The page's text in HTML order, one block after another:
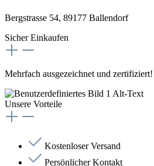
Bergstrasse 54, 89177 Ballendorf
Sicher Einkaufen
Mehrfach ausgezeichnet und zertifiziert!
Unsere Vorteile
Kostenloser Versand
Persönlicher Kontakt